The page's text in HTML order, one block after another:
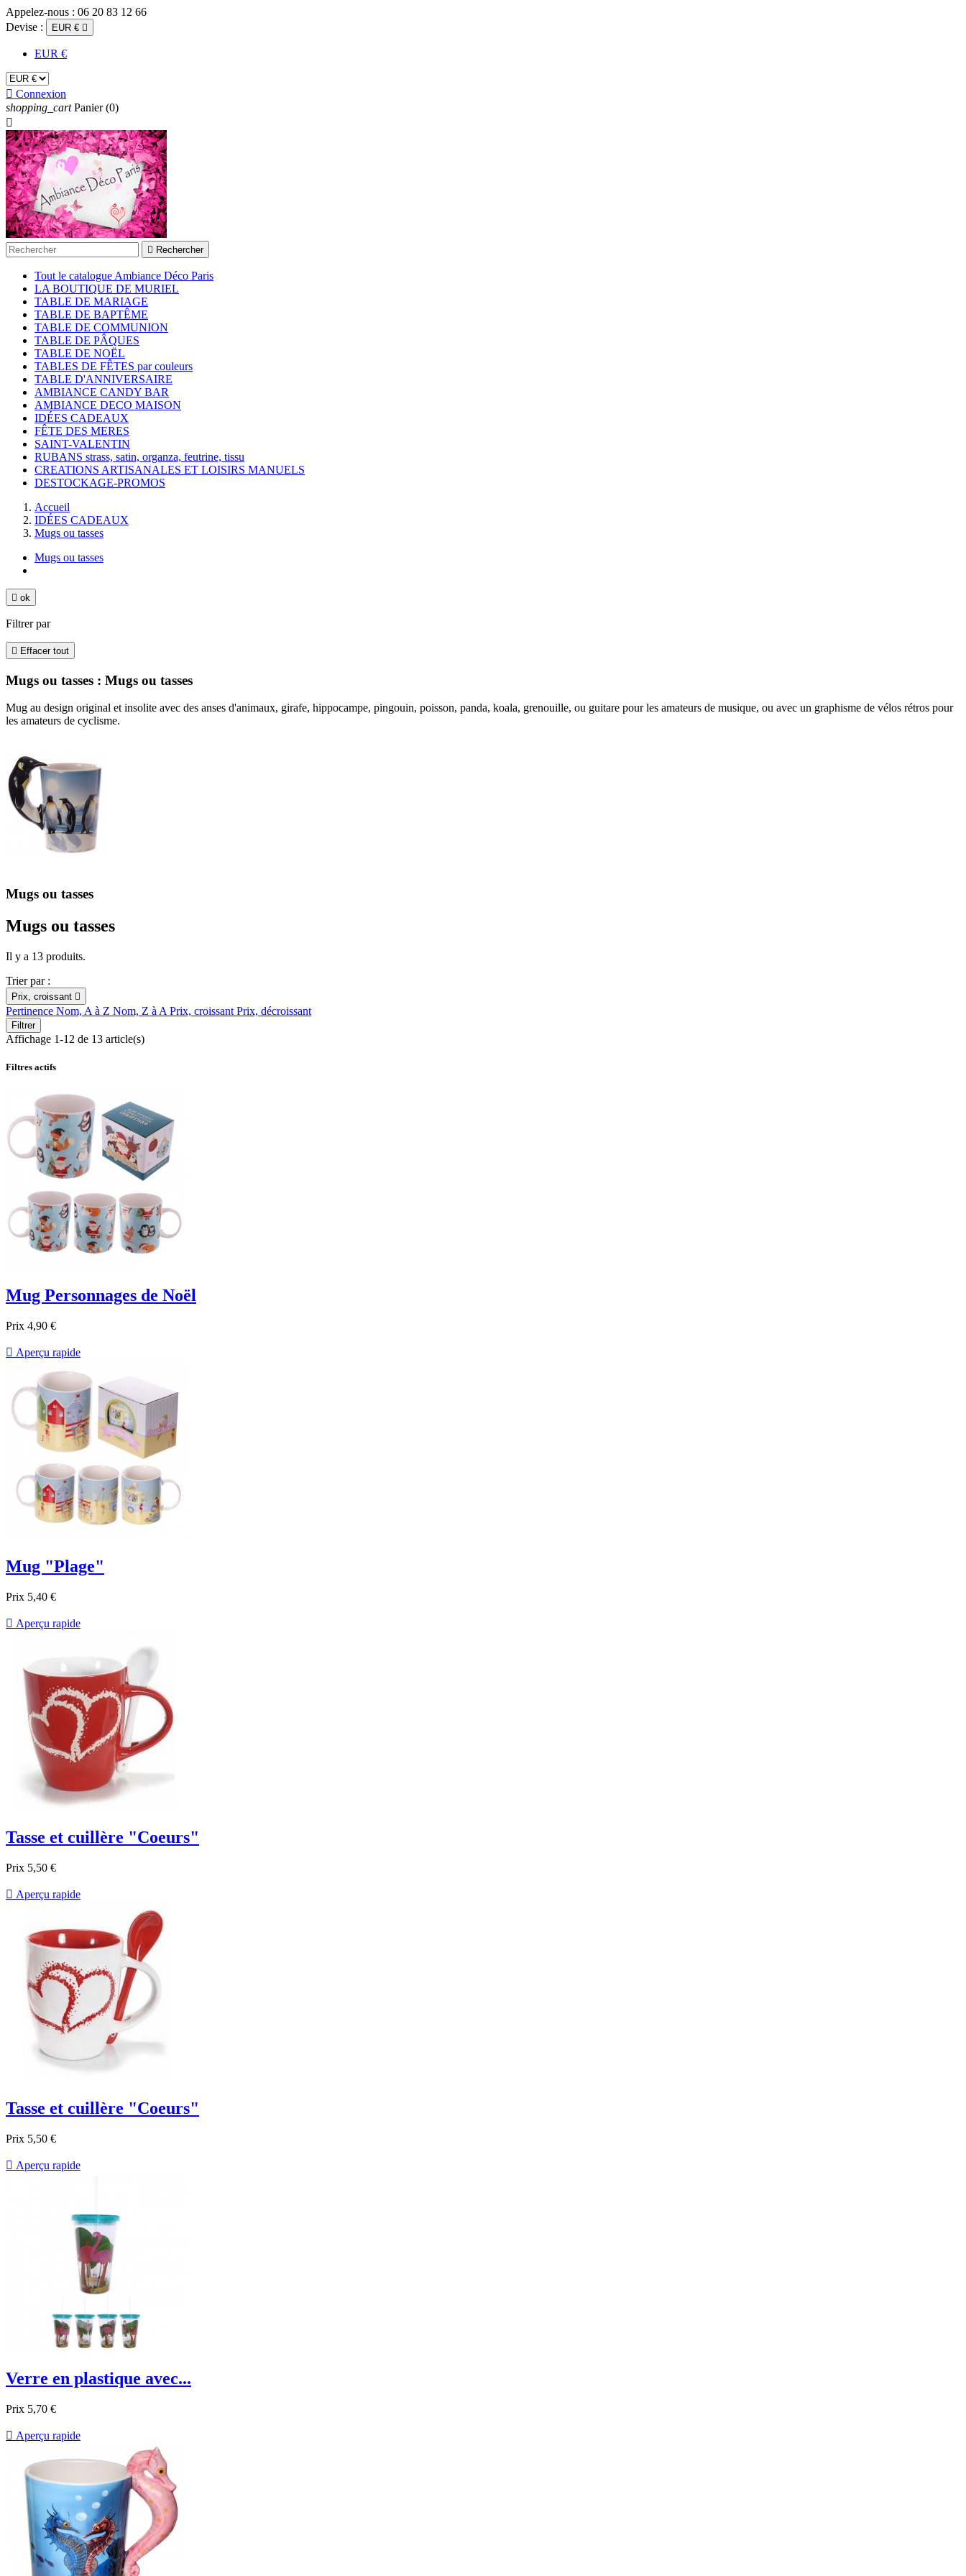
Appelez-nous : 06 20 83 12 66
Devise :
EUR € 
EUR €
 Connexion
shopping_cart Panier (0)

 Rechercher
Tout le catalogue Ambiance Déco Paris
LA BOUTIQUE DE MURIEL
TABLE DE MARIAGE
TABLE DE BAPTÊME
TABLE DE COMMUNION
TABLE DE PÂQUES
TABLE DE NOËL
TABLES DE FÊTES par couleurs
TABLE D'ANNIVERSAIRE
AMBIANCE CANDY BAR
AMBIANCE DECO MAISON
IDÉES CADEAUX
FÊTE DES MERES
SAINT-VALENTIN
RUBANS strass, satin, organza, feutrine, tissu
CREATIONS ARTISANALES ET LOISIRS MANUELS
DESTOCKAGE-PROMOS
Accueil
IDÉES CADEAUX
Mugs ou tasses
Mugs ou tasses
 ok
Filtrer par
 Effacer tout
Mugs ou tasses : Mugs ou tasses
Mug au design original et insolite avec des anses d'animaux, girafe, hippocampe, pingouin, poisson, panda, koala, grenouille, ou guitare pour les amateurs de musique, ou avec un graphisme de vélos rétros pour
les amateurs de cyclisme.
Mugs ou tasses
Mugs ou tasses
Il y a 13 produits.
Trier par :
Prix, croissant 
Pertinence Nom, A à Z Nom, Z à A Prix, croissant Prix, décroissant
Filtrer
Affichage 1-12 de 13 article(s)
Filtres actifs
Mug Personnages de Noël
Prix 4,90 €
 Aperçu rapide
Mug "Plage"
Prix 5,40 €
 Aperçu rapide
Tasse et cuillère "Coeurs"
Prix 5,50 €
 Aperçu rapide
Tasse et cuillère "Coeurs"
Prix 5,50 €
 Aperçu rapide
Verre en plastique avec...
Prix 5,70 €
 Aperçu rapide